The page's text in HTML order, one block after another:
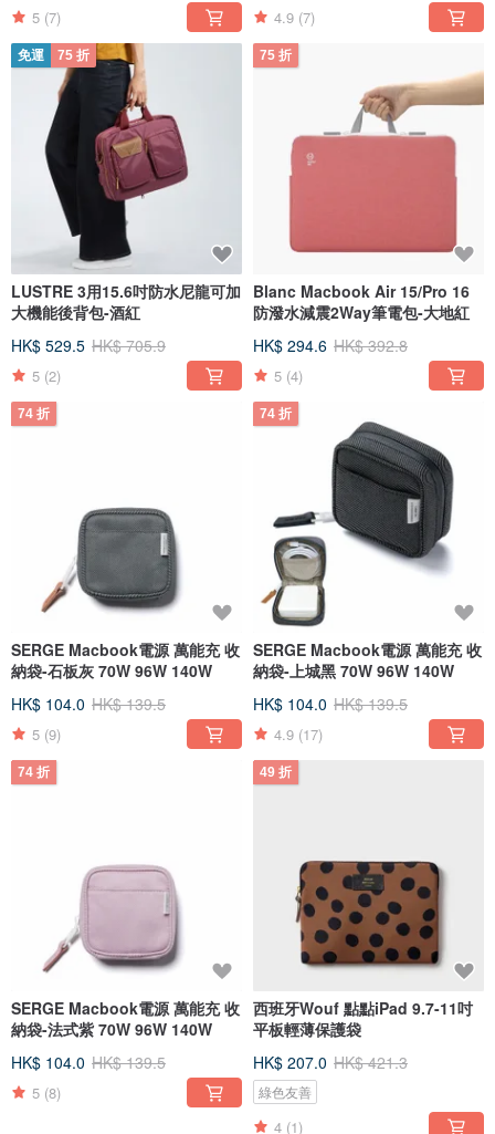
5 (7) 4.9 (7)
免運 75 折
LUSTRE 3用15.6吋防水尼龍可加
大機能後背包-酒紅
HK$ 529.5 HK$ 705.9
5 (2)
75 折
Blanc Macbook Air 15/Pro 16
防潑水減震2Way筆電包-大地紅
HK$ 294.6 HK$ 392.8
5 (4)
74 折
SERGE Macbook電源 萬能充 收
納袋-石板灰 70W 96W 140W
HK$ 104.0 HK$ 139.5
5 (9)
74 折
SERGE Macbook電源 萬能充 收
納袋-上城黑 70W 96W 140W
HK$ 104.0 HK$ 139.5
4.9 (17)
74 折
SERGE Macbook電源 萬能充 收
納袋-法式紫 70W 96W 140W
HK$ 104.0 HK$ 139.5
5 (8)
49 折
西班牙Wouf 點點iPad 9.7-11吋
平板輕薄保護袋
HK$ 207.0 HK$ 421.3
綠色友善
4 (1)